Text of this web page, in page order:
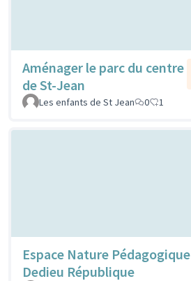
Aménager le parc du centre
de St-Jean
Les enfants de St Jean
0 1
Espace Nature Pédagogique
Dedieu République